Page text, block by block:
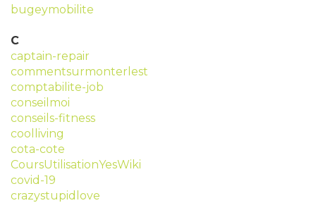
bugeymobilite
C
captain-repair
commentsurmonterlest
comptabilite-job
conseilmoi
conseils-fitness
coolliving
cota-cote
CoursUtilisationYesWiki
covid-19
crazystupidlove